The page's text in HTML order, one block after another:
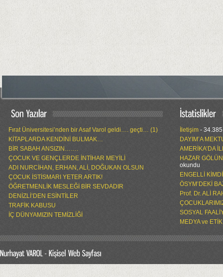
Fırat Üniversitesi’nden bir Asaf Varol geldi…. geçti… (1)
KİTAPLARDA KENDİNİ BULMAK…
BİR SABAH ANSIZIN…….
ÇOCUK VE GENÇLERDE İNTİHAR MEYİLİ
ADI NURCİHAN, ERHAN, ALİ, DOĞUKAN OLSUN
ÇOCUK İSTİSMARI YETER ARTIK!
ÖĞRETMENLİK MESLEĞİ BİR SEVDADIR
DENİZLİ’DEN ESİNTİLER
TRAFİK KABUSU
İÇ DÜNYAMIZIN TEMİZLİĞİ
İletişim -
DAYIM’A
AMERİKA’DA
HAZAR
okundu
ENGELLİ
ÖSYM’DEKİ
Prof. Dr. ALİ
SOSYAL
MEDYA ve ETİK